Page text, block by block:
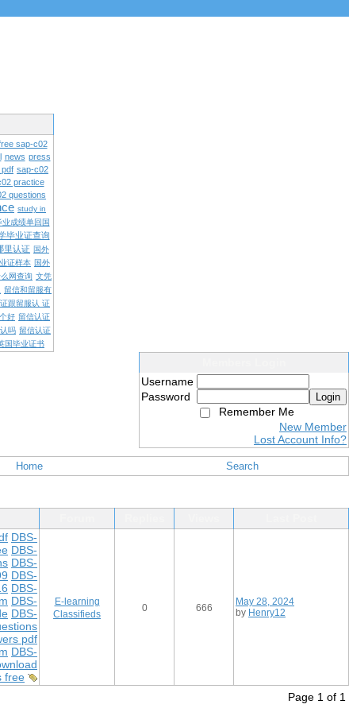
sap-c02
news press
sap-c02
practice
questions
study in
业成绩单回国
毕业证查询
里认证 国外
证样本 国外
网查询 文凭
留信和留服有
跟留服认 证
好 留信认证
吗 留信认证
国毕业证书
Username
Password
Login
Remember Me
New Member
Lost Account Info?
Home Search
DBS-
DBS-
DBS-
DBS-
DBS-
DBS-
DBS-
pdf
DBS-
free
E-learning
Classifieds
0 666
May 28, 2024
by Henry12
Page 1 of 1